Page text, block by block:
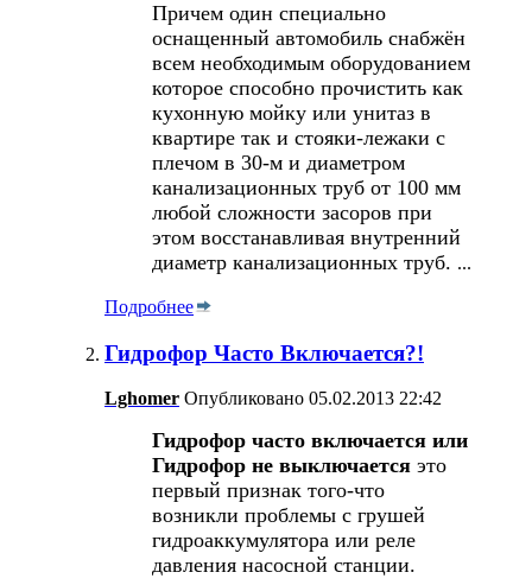
Причем один специально
оснащенный автомобиль снабжён
всем необходимым оборудованием
которое способно прочистить как
кухонную мойку или унитаз в
квартире так и стояки-лежаки с
плечом в 30-м и диаметром
канализационных труб от 100 мм
любой сложности засоров при
этом восстанавливая внутренний
диаметр канализационных труб. ...
Подробнее
Гидрофор Часто Включается?!
Lghomer Опубликовано 05.02.2013 22:42
Гидрофор часто включается или
Гидрофор не выключается это
первый признак того-что
возникли проблемы с грушей
гидроаккумулятора или реле
давления насосной станции.